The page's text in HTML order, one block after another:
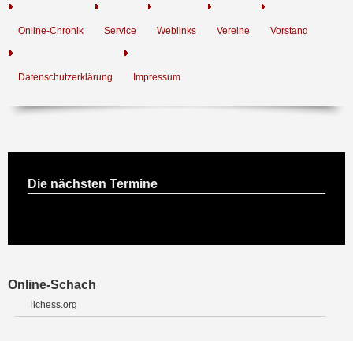
Online-Chronik Service Weblinks Vereine Vorstand
Datenschutzerklärung Impressum
Die nächsten Termine
Online-Schach
lichess.org